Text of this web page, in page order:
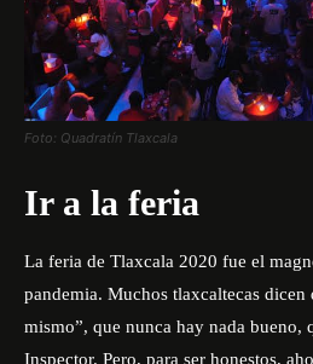
Foto: Quadratín Tlaxcala
Ir a la feria
La feria de Tlaxcala 2020 fue el
pandemia. Muchos tlaxcaltecas dicen
mismo”, que nunca hay nada bueno,
Inspector. Pero, para ser honestos,